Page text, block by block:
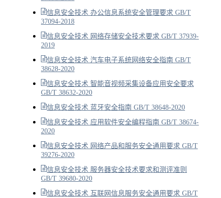
信息安全技术 办公信息系统安全管理要求 GB/T
37094-2018
信息安全技术 网络存储安全技术要求 GB/T 37939-
2019
信息安全技术 汽车电子系统网络安全指南 GB/T
38628-2020
信息安全技术 智能音视频采集设备应用安全要求
GB/T 38632-2020
信息安全技术 蓝牙安全指南 GB/T 38648-2020
信息安全技术 应用软件安全编程指南 GB/T 38674-
2020
信息安全技术 网络产品和服务安全通用要求 GB/T
39276-2020
信息安全技术 服务器安全技术要求和测评准则
GB/T 39680-2020
信息安全技术 互联网信息服务安全通用要求 GB/T